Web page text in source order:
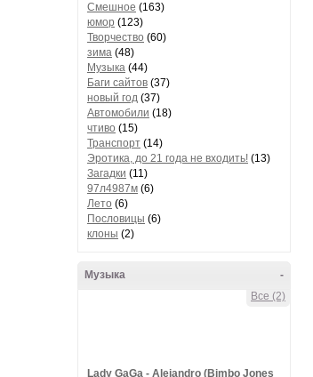
Смешное (163)
юмор (123)
Творчество (60)
зима (48)
Музыка (44)
Баги сайтов (37)
новый год (37)
Автомобили (18)
чтиво (15)
Транспорт (14)
Эротика, до 21 года не входить! (13)
Загадки (11)
97л4987м (6)
Лето (6)
Пословицы (6)
клоны (2)
-
Музыка
Все (2)
Lady GaGa - Alejandro (Bimbo Jones